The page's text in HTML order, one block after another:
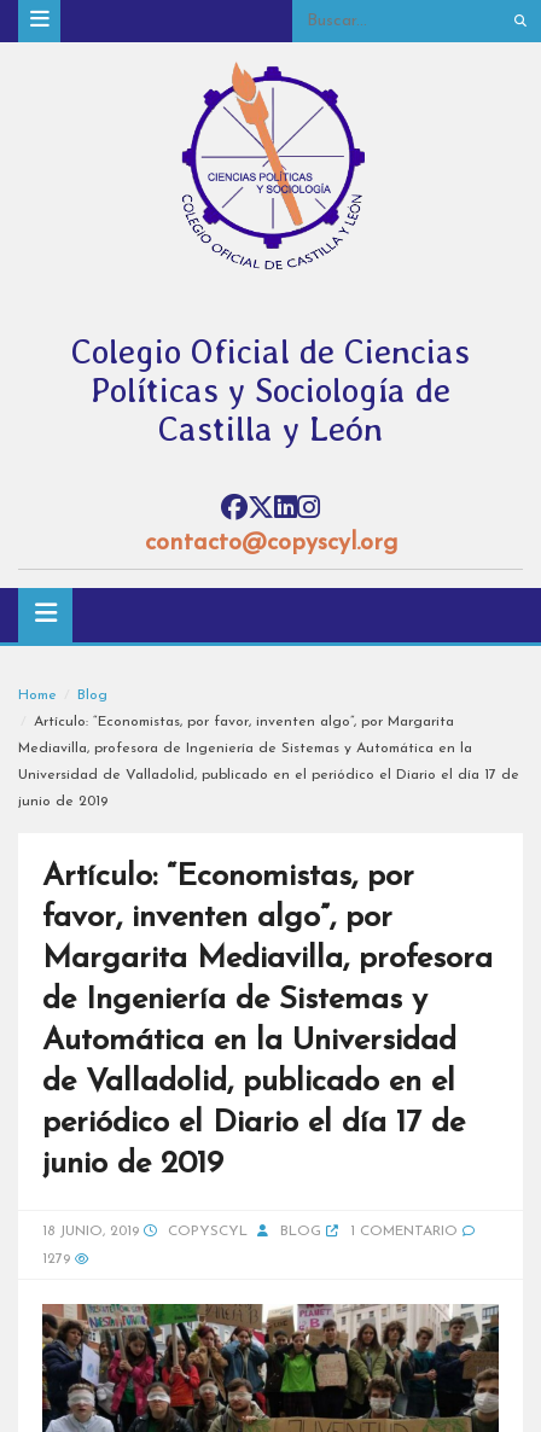
Colegio Oficial de Ciencias
Políticas y Sociología de
Castilla y León
contacto@copyscyl.org
Home
Blog
Artículo: “Economistas, por favor, inventen algo”, por Margarita
Mediavilla, profesora de Ingeniería de Sistemas y Automática en la
Universidad de Valladolid, publicado en el periódico el Diario el día 17 de
junio de 2019
Artículo: “Economistas, por
favor, inventen algo”, por
Margarita Mediavilla, profesora
de Ingeniería de Sistemas y
Automática en la Universidad
de Valladolid, publicado en el
periódico el Diario el día 17 de
junio de 2019
18 JUNIO, 2019 COPYSCYL BLOG
1 COMENTARIO
1279